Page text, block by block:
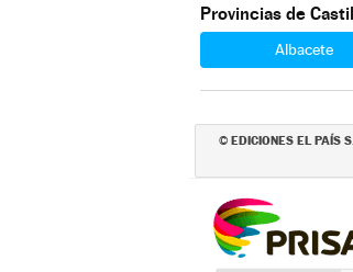
Provincias de
Albacete
© EDICIONES EL PAÍS